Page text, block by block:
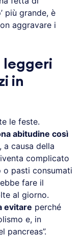
più grande, è
aggravare i
leggeri
in
le feste.
abitudine così
a causa della
complicato
o pasti consumati
fare il
al giorno.
evitare perché
e, in
pancreas”.